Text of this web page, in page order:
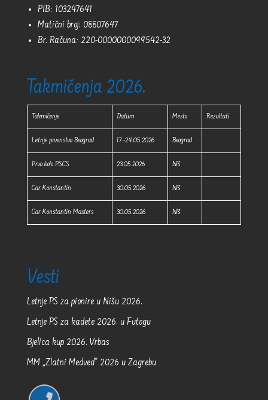
PIB: 103247641
Matični broj: 08807647
Br. Računa: 220-0000000099542-32
Takmičenja 2026.
Takmičenje Datum Mesto Rezultati
Letnje prvenstvo Beograd 17.-24.05.2026 Beograd
Prvo kolo PSCS 23.05.2026 Niš
Car Konstantin 30.05.2026 Niš
Car Konstantin Masters 30.05.2026 Niš
Vesti
Letnje PS za pionire u Nišu 2026.
Letnje PS za kadete 2026. u Futogu
Bjelica kup 2026. Vrbas
MM „Zlatni Medved“ 2026 u Zagrebu